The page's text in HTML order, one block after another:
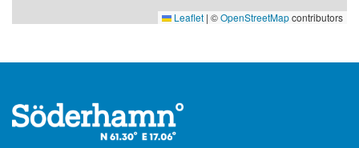
Leaflet | ©OpenStreetMapcontributors